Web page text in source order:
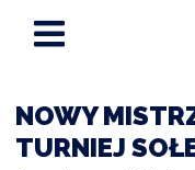
NOWY
TURNIEJ